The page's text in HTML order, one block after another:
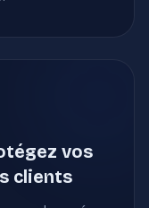
vos
clients